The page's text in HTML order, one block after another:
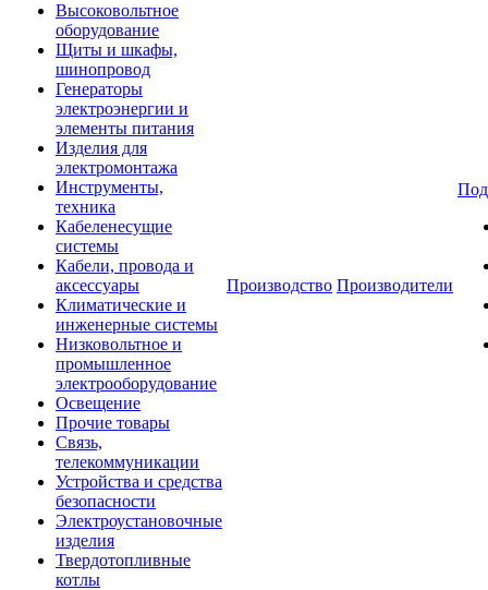
Высоковольтное
оборудование
Щиты и шкафы,
шинопровод
Генераторы
электроэнергии и
элементы питания
Изделия для
электромонтажа
Инструменты,
техника
Кабеленесущие
системы
Кабели, провода и
аксессуары
Климатические и
инженерные системы
Низковольтное и
промышленное
электрооборудование
Освещение
Прочие товары
Связь,
телекоммуникации
Устройства и средства
безопасности
Электроустановочные
изделия
Твердотопливные
котлы
Производство Производители